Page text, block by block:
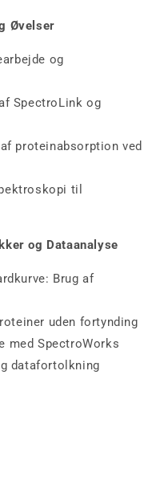
Øvelser
og
SpectroLink og
proteinabsorption ved
til
og Dataanalyse
Brug af
uden fortynding
med SpectroWorks
datafortolkning